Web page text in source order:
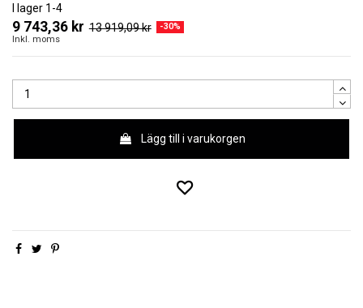
I lager 1-4
9 743,36 kr 13 919,09 kr
-30%
Inkl. moms
Lägg till i varukorgen